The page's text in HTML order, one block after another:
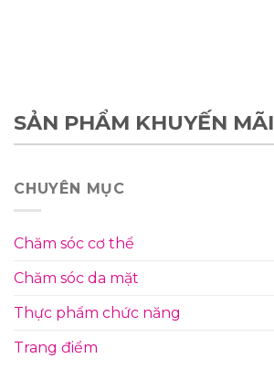
SẢN PHẨM KHUYẾN MÃI
CHUYÊN MỤC
Chăm sóc cơ thể
Chăm sóc da mặt
Thực phẩm chức năng
Trang điểm